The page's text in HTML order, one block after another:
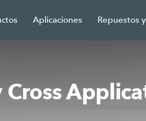
Aplicaciones Repuestos
Cross